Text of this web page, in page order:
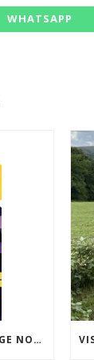
SHARE ON
WHATSAPP
ACCEPTABILITÉ SOCIALE DE L’ÉCLAIRAGE NOCTURNE : LE REPLAY EST DISPONIBLE